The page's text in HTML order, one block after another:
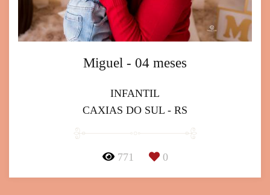
Miguel - 04 meses
INFANTIL
CAXIAS DO SUL - RS
771 0